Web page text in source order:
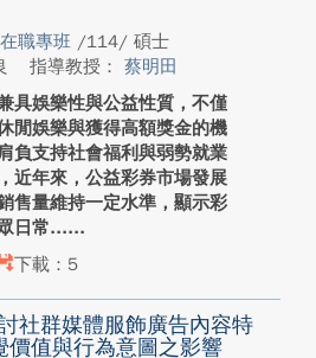
職專班 /114/ 碩士
指導教授： 蔡明田
具娛樂性與公益性質，不僅
閒娛樂與獲得高額獎金的機
負支持社會福利與弱勢就業
近年來，公益彩券市場發展
售量維持一定水準，顯示彩
日常...
下載：5
社群媒體服飾廣告內容特
價值與行為意圖之影響